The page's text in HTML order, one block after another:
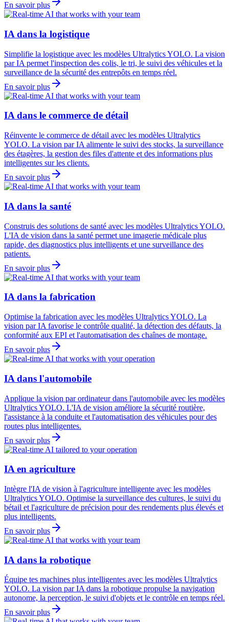
En savoir plus
IA dans la logistique
Simplifie la logistique avec les modèles Ultralytics YOLO. La vision
par IA permet l'inspection des colis, le tri, le suivi des véhicules et la
surveillance de la sécurité des entrepôts en temps réel.
En savoir plus
IA dans le commerce de détail
Réinvente le commerce de détail avec les modèles Ultralytics
YOLO. La vision par IA alimente le suivi des stocks, la surveillance
des étagères, la gestion des files d'attente et des informations plus
intelligentes sur les clients.
En savoir plus
IA dans la santé
Construis des solutions de santé avec les modèles Ultralytics YOLO.
L'IA de vision dans la santé permet une imagerie médicale plus
rapide, des diagnostics plus intelligents et une surveillance des
patients.
En savoir plus
IA dans la fabrication
Optimise la fabrication avec les modèles Ultralytics YOLO. La
vision par IA favorise le contrôle qualité, la détection des défauts, la
conformité aux EPI et l'automatisation des chaînes de montage.
En savoir plus
IA dans l'automobile
Applique la vision par ordinateur dans l'automobile avec les modèles
Ultralytics YOLO. L'IA de vision améliore la sécurité routière,
l'assistance à la conduite et l'automatisation des véhicules pour des
routes plus intelligentes.
En savoir plus
IA en agriculture
Intègre l'IA de vision à l'agriculture intelligente avec les modèles
Ultralytics YOLO. Optimise la surveillance des cultures, le suivi du
bétail et l'agriculture de précision pour des rendements plus élevés et
plus intelligents.
En savoir plus
IA dans la robotique
Équipe tes machines plus intelligentes avec les modèles Ultralytics
YOLO. La vision par IA dans la robotique propulse la navigation
autonome, la perception, le suivi d'objets et le contrôle en temps réel.
En savoir plus